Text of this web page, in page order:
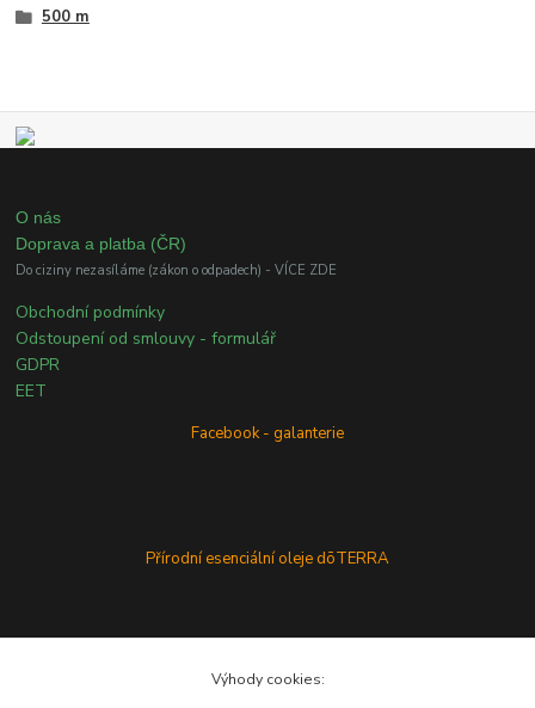
500 m
O nás
Doprava a platba (ČR)
Do ciziny nezasíláme (zákon o odpadech) - VÍCE ZDE
Obchodní podmínky
Odstoupení od smlouvy - formulář
GDPR
EET
Facebook - galanterie
Přírodní esenciální oleje dōTERRA
Výhody cookies: